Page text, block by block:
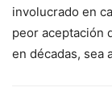
involucrado en
peor aceptación
en décadas, sea